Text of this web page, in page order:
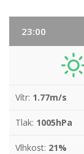
23:00
Vítr: 1.77m/s
Tlak: 1005hPa
Vlhkost: 21%